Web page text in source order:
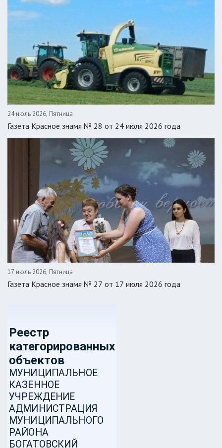
24 июль 2026, Пятница
Газета Красное знамя № 28 от 24 июля 2026 года
17 июль 2026, Пятница
Газета Красное знамя № 27 от 17 июля 2026 года